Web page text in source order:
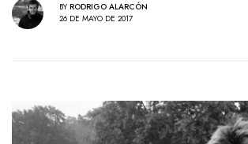
BY RODRIGO ALARCÓN
26 DE MAYO DE 2017